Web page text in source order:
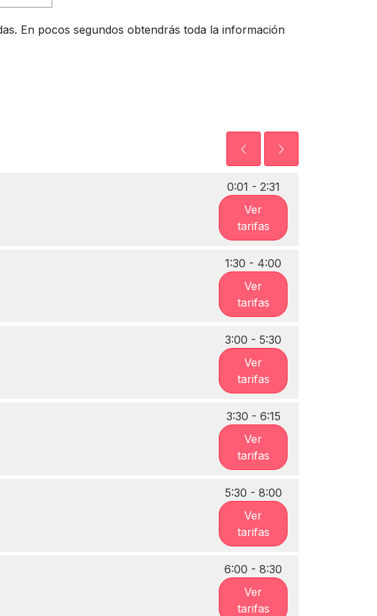
En pocos segundos obtendrás toda la información
0:01 - 2:31
Ver
tarifas
1:30 - 4:00
Ver
tarifas
3:00 - 5:30
Ver
tarifas
3:30 - 6:15
Ver
tarifas
5:30 - 8:00
Ver
tarifas
6:00 - 8:30
Ver
tarifas